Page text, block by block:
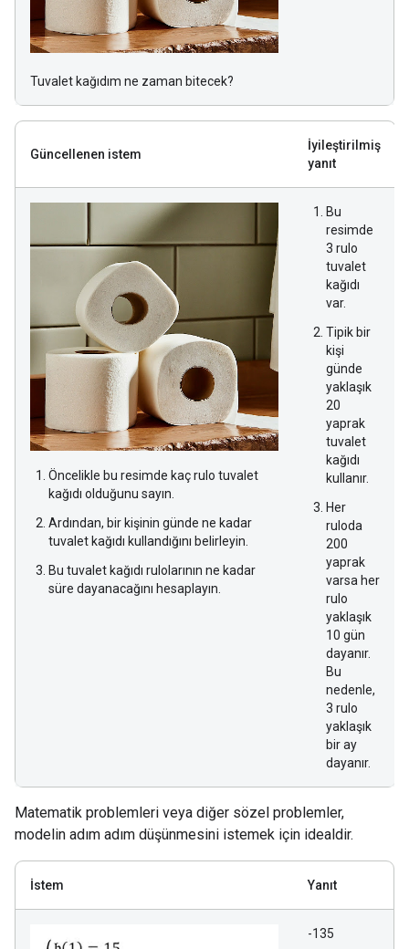
Tuvalet kağıdım ne zaman bitecek?
Güncellenen istem
İyileştirilmiş
yanıt
Öncelikle bu resimde kaç rulo tuvalet
kağıdı olduğunu sayın.
Ardından, bir kişinin günde ne kadar
tuvalet kağıdı kullandığını belirleyin.
Bu tuvalet kağıdı rulolarının ne kadar
süre dayanacağını hesaplayın.
Bu
resimde
3 rulo
tuvalet
kağıdı
var.
Tipik bir
kişi
günde
yaklaşık
20
yaprak
tuvalet
kağıdı
kullanır.
Her
ruloda
200
yaprak
varsa her
rulo
yaklaşık
10 gün
dayanır.
Bu
nedenle,
3 rulo
yaklaşık
bir ay
dayanır.
Matematik problemleri veya diğer sözel problemler,
modelin adım adım düşünmesini istemek için idealdir.
İstem Yanıt
-135